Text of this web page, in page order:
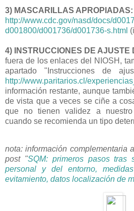
3) MASCARILLAS APROPIADAS:
http://www.cdc.gov/nasd/docs/
d001800/d001736/d001736-s.html
4) INSTRUCCIONES DE
fuera de los enlaces del NIOSH,
apartado "Instrucciones de
http://www.paritarios.cl/
información restante, aunque
de vista que a veces se ciñe a
que no tienen validez a
cuando se recomienda un tipo
nota: información complementaria
post "SQM: primeros pasos tras
personal y del entorno,
evitamiento, datos localización de